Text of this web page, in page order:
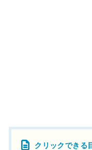
クリックできる